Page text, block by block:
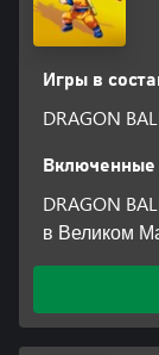
Игры в
DRAGON
DRAGON
в Великом